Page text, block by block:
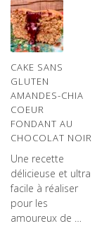
CAKE SANS
GLUTEN
AMANDES-CHIA
COEUR
FONDANT AU
CHOCOLAT NOIR
Une recette
délicieuse et ultra
facile à réaliser
pour les
amoureux de …